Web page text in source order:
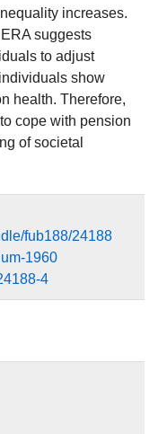
increases.
suggests
to adjust
show
health. Therefore,
cope with pension
of societal
fub188/24188
1960
4